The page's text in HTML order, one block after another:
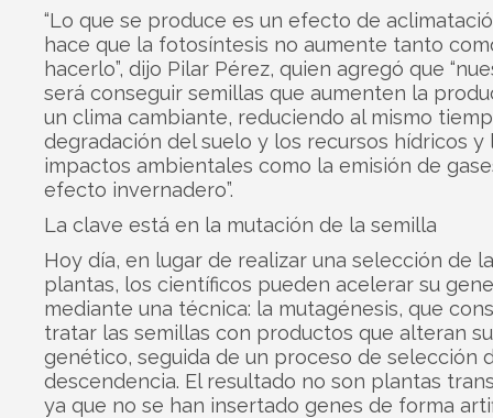
“Lo que se produce es un efecto de
hace que la fotosíntesis no aumente tanto
hacerlo”, dijo Pilar Pérez, quien agregó que
será conseguir semillas que aumenten la
un clima cambiante, reduciendo al mismo
degradación del suelo y los recursos hídricos y
impactos ambientales como la emisión de
efecto invernadero”.
La clave está en la mutación de la semilla
Hoy día, en lugar de realizar una selección de
plantas, los científicos pueden acelerar su
mediante una técnica: la mutagénesis, que
tratar las semillas con productos que alteran
genético, seguida de un proceso de selección
descendencia. El resultado no son plantas
ya que no se han insertado genes de forma